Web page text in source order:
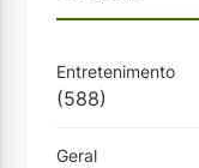
Entretenimento
(588)
Geral